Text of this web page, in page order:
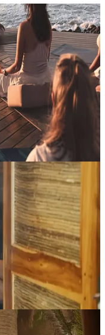
personalizzati,
di più di un
esperti, il ritiro
al mondo: aiuta a
e calma la mente.
il rinnovament...